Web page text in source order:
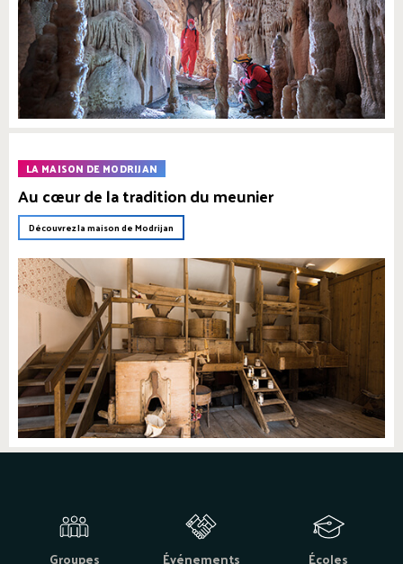
LA MAISON DE MODRIJAN
Au cœur de la tradition du meunier
Découvrez la maison de Modrijan
Groupes Événements Écoles